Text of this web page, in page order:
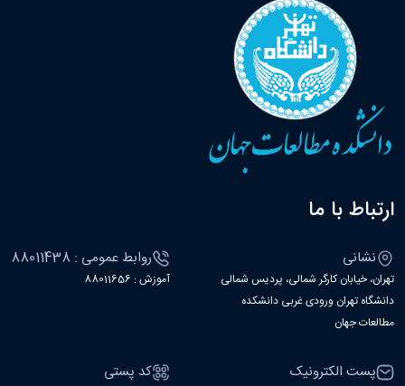
ارتباط با ما
نشانی
تهران، خیابان کارگر شمالی، پردیس شمالی
دانشگاه تهران ورودی غربی دانشکده
مطالعات جهان
روابط عمومی : 88011438
آموزش : 88011656
پست الکترونیک کد پستی